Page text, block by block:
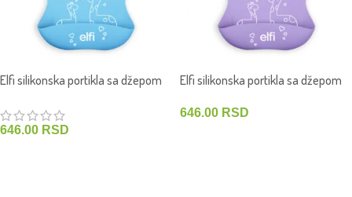
Elfi silikonska portikla sa džepom
646.00 RSD
Elfi silikonska portikla sa džepom
646.00 RSD